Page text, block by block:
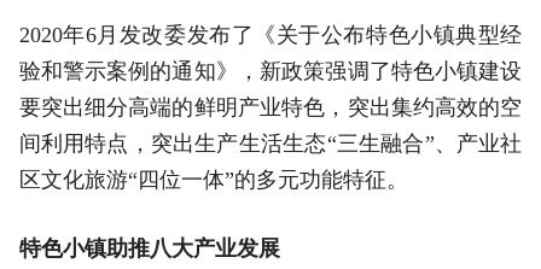
2020年6月发改委发布了《关于公布特色小镇典型经
验和警示案例的通知》，新政策强调了特色小镇建设
要突出细分高端的鲜明产业特色，突出集约高效的空
间利用特点，突出生产生活生态“三生融合”、产业社
区文化旅游“四位一体”的多元功能特征。
特色小镇助推八大产业发展